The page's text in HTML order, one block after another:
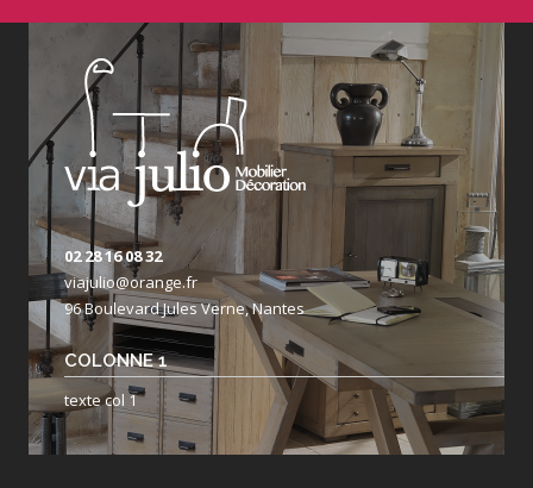
02 28 16 08 32
viajulio@orange.fr
96 Boulevard Jules Verne, Nantes
COLONNE 1
texte col 1